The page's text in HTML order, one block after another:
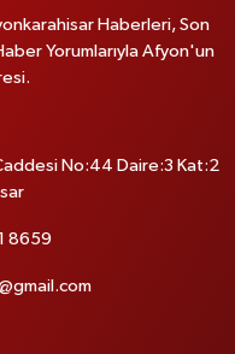
Haberleri, Son
Yorumlarıyla Afyon'un
No:44 Daire:3 Kat:2
8659